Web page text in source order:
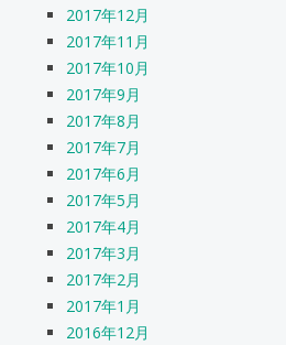
2017年12月
2017年11月
2017年10月
2017年9月
2017年8月
2017年7月
2017年6月
2017年5月
2017年4月
2017年3月
2017年2月
2017年1月
2016年12月